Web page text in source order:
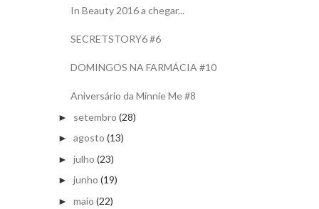
In Beauty 2016 a chegar...
SECRETSTORY6 #6
DOMINGOS NA FARMÁCIA #10
Aniversário da Minnie Me #8
► setembro (28)
► agosto (13)
► julho (23)
► junho (19)
► maio (22)